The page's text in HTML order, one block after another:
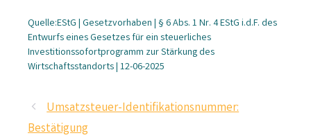
Quelle:EStG | Gesetzvorhaben | § 6 Abs. 1 Nr. 4 EStG i.d.F. des
Entwurfs eines Gesetzes für ein steuerliches
Investitionssofortprogramm zur Stärkung des
Wirtschaftsstandorts | 12-06-2025
Umsatzsteuer-Identifikationsnummer:
Bestätigung